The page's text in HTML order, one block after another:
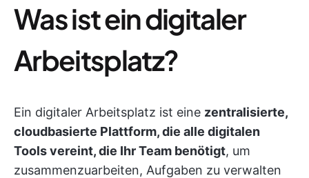
Was ist ein digitaler
Arbeitsplatz?
Ein digitaler Arbeitsplatz ist eine zentralisierte,
cloudbasierte Plattform, die alle digitalen
Tools vereint, die Ihr Team benötigt, um
zusammenzuarbeiten, Aufgaben zu verwalten